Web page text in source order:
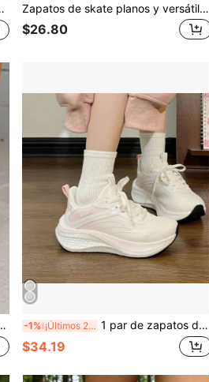
Zapatos de skate planos y versátiles al estilo coreano para estudiantes, zapatillas de moda de primavera y otoño, zapatos casuales de corte bajo color blanco
$26.80
-1% ¡Últimos 2 días 1 par de zapatos deportivos para mujer, transpirables, ligeros y cómodos, con cordones, de moda, versátiles, casuales, de caña baja, para caminar y correr
$34.19